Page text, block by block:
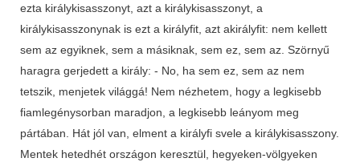
ezta királykisasszonyt, azt a királykisasszonyt, a
királykisasszonynak is ezt a királyfit, azt akirályfit: nem kellett
sem az egyiknek, sem a másiknak, sem ez, sem az. Szörnyű
haragra gerjedett a király: - No, ha sem ez, sem az nem
tetszik, menjetek világgá! Nem nézhetem, hogy a legkisebb
fiamlegénysorban maradjon, a legkisebb leányom meg
pártában. Hát jól van, elment a királyfi svele a királykisasszony.
Mentek hetedhét országon keresztül, hegyeken-völgyeken